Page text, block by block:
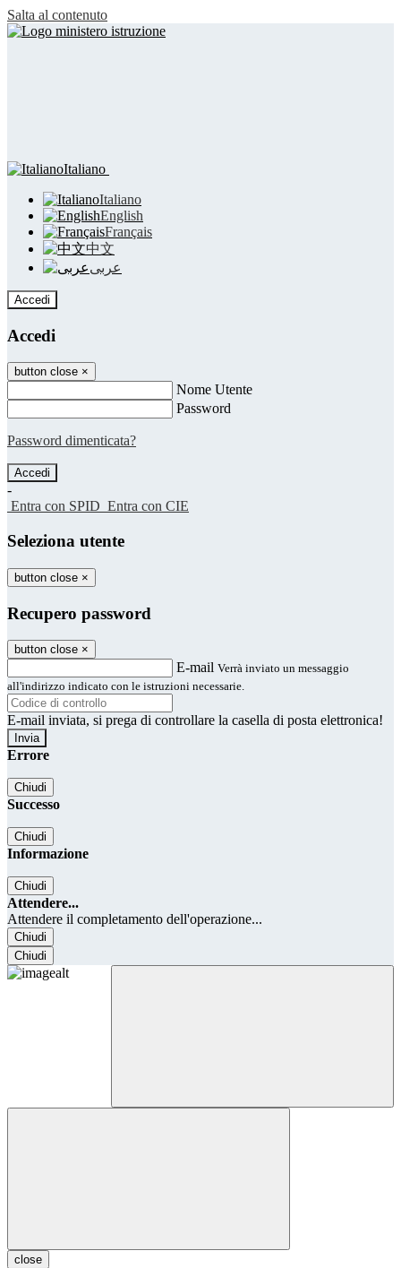
Salta al contenuto
Italiano
Italiano
English
Français
中文
عربى
Accedi
Accedi
button close ×
Nome Utente
Password
Password dimenticata?
-
Entra con SPID Entra con CIE
Seleziona utente
button close ×
Recupero password
button close ×
E-mail Verrà inviato un messaggio
all'indirizzo indicato con le istruzioni necessarie.
E-mail inviata, si prega di controllare la casella di posta elettronica!
Errore
Chiudi
Successo
Chiudi
Informazione
Chiudi
Attendere...
Attendere il completamento dell'operazione...
Chiudi
Chiudi
close